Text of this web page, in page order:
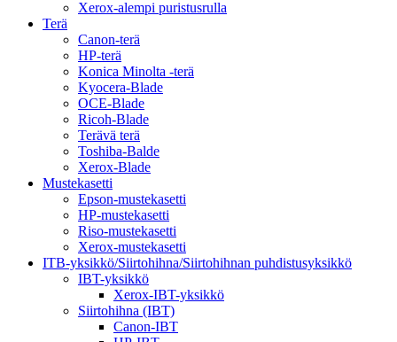
Xerox-alempi puristusrulla
Terä
Canon-terä
HP-terä
Konica Minolta -terä
Kyocera-Blade
OCE-Blade
Ricoh-Blade
Terävä terä
Toshiba-Balde
Xerox-Blade
Mustekasetti
Epson-mustekasetti
HP-mustekasetti
Riso-mustekasetti
Xerox-mustekasetti
ITB-yksikkö/Siirtohihna/Siirtohihnan puhdistusyksikkö
IBT-yksikkö
Xerox-IBT-yksikkö
Siirtohihna (IBT)
Canon-IBT